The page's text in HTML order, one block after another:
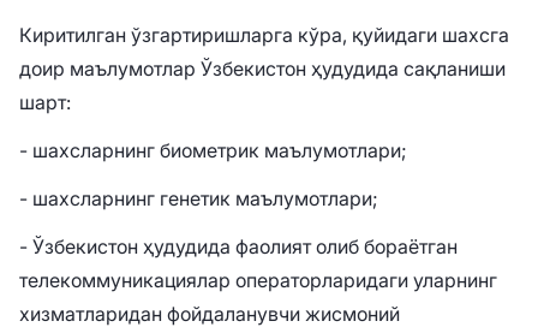
Киритилган ўзгартиришларга кўра, қуйидаги шахсга
доир маълумотлар Ўзбекистон ҳудудида сақланиши
шарт:
- шахсларнинг биометрик маълумотлари;
- шахсларнинг генетик маълумотлари;
- Ўзбекистон ҳудудида фаолият олиб бораётган
телекоммуникациялар операторларидаги уларнинг
хизматларидан фойдаланувчи жисмоний